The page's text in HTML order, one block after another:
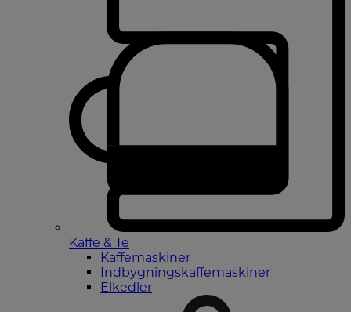
Kaffe & Te
Kaffemaskiner
Indbygningskaffemaskiner
Elkedler